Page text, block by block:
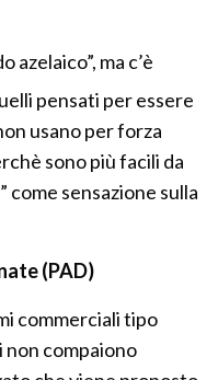
azelaico”, ma c’è
pensati per essere
usano per forza
sono più facili da
come sensazione sulla
(PAD)
commerciali tipo
non compaiono